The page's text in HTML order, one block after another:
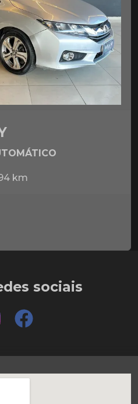
km
sociais